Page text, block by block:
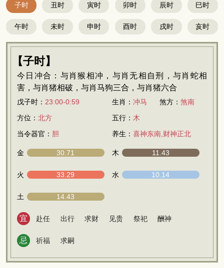
子时 丑时 寅时 卯时 辰时 巳时
午时 未时 申时 酉时 戌时 亥时
【子时】
今日冲合：与肖猴相冲，与肖无相自刑，与肖蛇相
害，与肖猪相破，与肖马狗三合，与肖猪六合
戊子时： 23:00-0:59 生肖： 冲马 煞方： 煞南
方位： 北方 五行： 木
当令器官： 胆 养生： 喜神东南,财神正北
金 30.71 木 11.43
火 33.29 水 10.14
土 14.43
宜 赴任 出行 求财 见贵 祭祀 酬神
忌 祈福 求嗣